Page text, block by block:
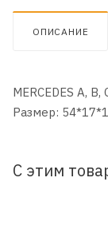
ОПИСАНИЕ
MERCEDES A, B,
Размер:
С этим